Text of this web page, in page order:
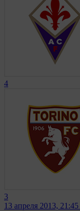
4
3
13 апреля 2013, 21:45